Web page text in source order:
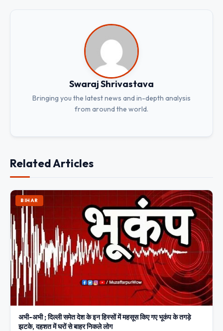
Swaraj Shrivastava
Bringing you the latest news and in-depth analysis
from around the world.
Related Articles
BIHAR
अभी-अभी ; दिल्ली समेत देश के इन हिस्सों में महसूस किए गए भूकंप के तगड़े
झटके, दहशत में घरों से बाहर निकले लोग